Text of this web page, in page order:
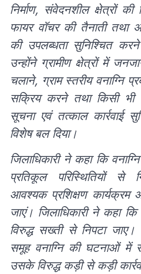
निर्माण, संवेदनशील क्षेत्रों की
फायर वॉचर की तैनाती तथा
की उपलब्धता सुनिश्चित
उन्होंने ग्रामीण क्षेत्रों में
चलाने, ग्राम स्तरीय वनाग्नि
सक्रिय करने तथा किसी भी
सूचना एवं तत्काल कार्रवाई
विशेष बल दिया।
जिलाधिकारी ने कहा कि
प्रतिकूल परिस्थितियों
आवश्यक प्रशिक्षण कार्यक्रम
जाएं। जिलाधिकारी ने कहा
विरुद्ध सख्ती से निपटा जाए।
समूह वनाग्नि की घटनाओं में
उसके विरुद्ध कड़ी से कड़ी